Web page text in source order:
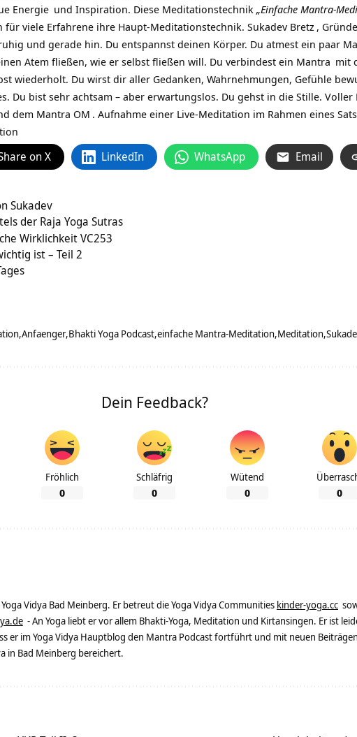
Energie und Inspiration. Diese Meditationstechnik „Einfache Mantra-
für viele Erfahrene ihre Haupt-Meditationstechnik. Sukadev Bretz ,
und gerade hin. Du entspannst deinen Körper. Du atmest ein paar
Atem fließen, wie er selbst fließen will. Du verbindest ein Mantra mit
wiederholt. Du wirst dir aller Gedanken, Wahrnehmungen, Gefühle
Du bist sehr achtsam – aber erwartungslos. Du gehst in die Stille.
dem Mantra OM . Aufnahme einer Live-Meditation im Rahmen eines
on X LinkedIn WhatsApp Email
Sukadev
der Raja Yoga Sutras
Wirklichkeit VC253
ist – Teil 2
Anfaenger Bhakti Yoga Podcast einfache Mantra-Meditation Meditation
Dein Feedback?
Fröhlich
0
Schläfrig
0
Wütend
0 0
Vidya Bad Meinberg. Er betreut die Yoga Vidya Communities kinder-yoga.cc
- An Yoga liebt er vor allem Bhakti-Yoga, Meditation und Kirtansingen. Er ist
er im Yoga Vidya Hauptblog den Mantra Podcast fortführt und mit neuen
in Bad Meinberg bereichert.